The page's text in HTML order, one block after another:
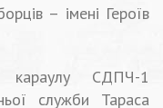
– імені Героїв
караулу СДПЧ-1
служби Тараса